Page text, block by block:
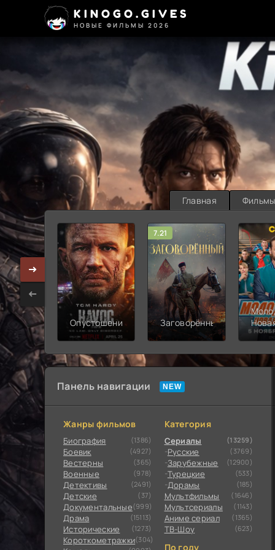
KINOGO.GIVES
НОВЫЕ ФИЛЬМЫ 2026
Главная Фильмы
Опустошение
7.21
Заговорённый
Панель навигации
Жанры фильмов
Биография (1386)
Боевик (4927)
Вестерны (365)
Военные (978)
Детективы (2491)
Детские (37)
Документальные(999)
Драма (15113)
Исторические (1273)
Короткометражки(304)
Категория
Сериалы (13259)
Русские (3769)
Зарубежные (12900)
Турецкие (533)
Дорамы (185)
Мультфильмы (1646)
Мультсериалы (1143)
Аниме сериал (1365)
ТВ-Шоу (623)
По году